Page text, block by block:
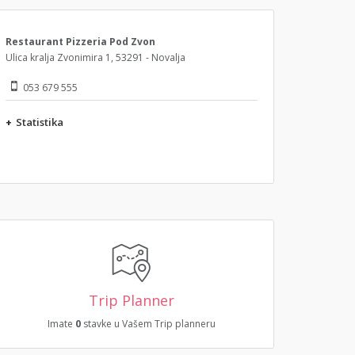
Restaurant Pizzeria Pod Zvon
Ulica kralja Zvonimira 1, 53291 - Novalja
053 679 555
+ Statistika
Trip Planner
Imate 0stavke u Vašem Trip planneru